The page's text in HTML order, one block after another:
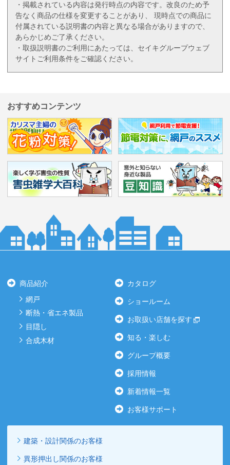
・掲載されている内容は発行時点の内容です。改良のため予
告なく商品の仕様を変更することがあり、 現時点での商品に
付属されている説明書の内容と異なる場合がありますので、
あらかじめご了承ください。
・取扱説明書のご利用にあたっては、セイキグループウェブ
サイトご利用条件をご確認ください。
おすすめコンテンツ
商品紹介
網戸
断熱・省エネ製品
目隠し
合成木材
カタログ
ショールーム
お取扱い店舗を探す
知る・楽しむ
グループ概要
採用情報
新着情報一覧
お客様サポート
建築・設計関係のお客様
異形押出し関係のお客様